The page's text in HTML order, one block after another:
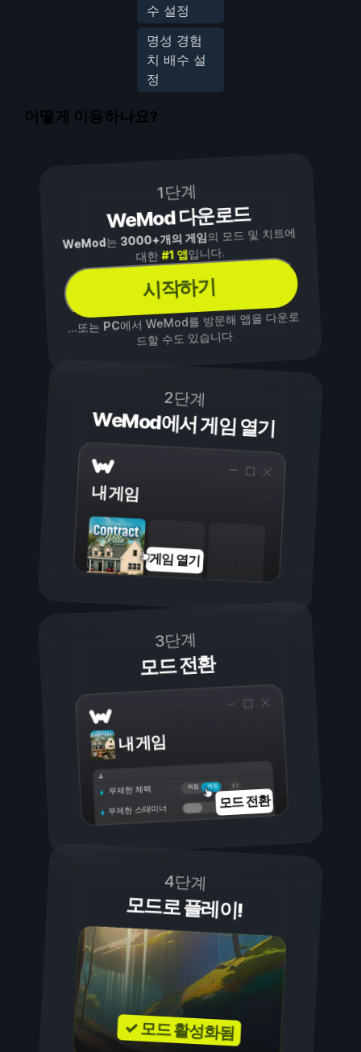
수 설정
명성 경험
치 배수 설
정
어떻게 이용하나요?
1단계
WeMod 다운로드
WeMod는3000+개의 게임의 모드 및 치트에
대한#1 앱입니다.
시작하기
...또는PC에서 WeMod를 방문해 앱을 다운로
드할 수도 있습니다
2단계
WeMod에서 게임 열기
내 게임
게임 열기
3단계
모드 전환
내 게임
켜짐
꺼짐
무제한 체력
무제한 스태미너 모드 전환
4단계
모드로 플레이!
✓ 모드 활성화됨